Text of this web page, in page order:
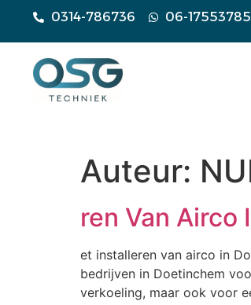
0314-786736 06-17553785
Auteur:
ren Van Airco
et installeren van airco in
bedrijven in Doetinchem
verkoeling, maar ook voor